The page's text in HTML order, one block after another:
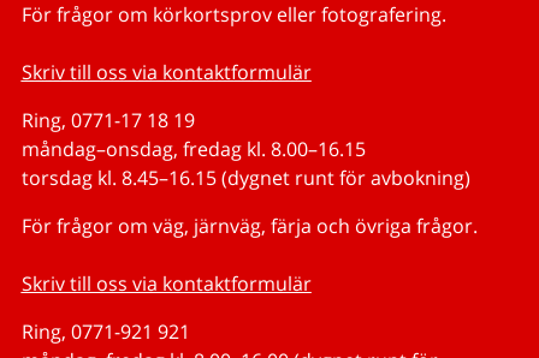
För frågor om körkortsprov eller fotografering.
Skriv till oss via kontaktformulär
Ring, 0771-17 18 19
måndag–onsdag, fredag kl. 8.00–16.15
torsdag kl. 8.45–16.15 (dygnet runt för avbokning)
För frågor om väg, järnväg, färja och övriga frågor.
Skriv till oss via kontaktformulär
Ring, 0771-921 921